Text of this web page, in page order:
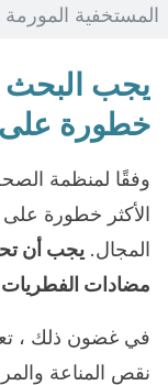
المستخفية المورمة
يجب البحث
خطورة
وفقًا لمنظمة
الأكثر خطورة
المجال. يجب أن
مضادات
في غضون ذلك ،
نقص المناعة